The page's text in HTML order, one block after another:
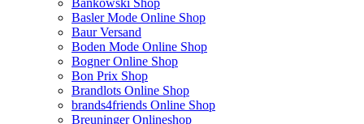
Bankowski Shop
Basler Mode Online Shop
Baur Versand
Boden Mode Online Shop
Bogner Online Shop
Bon Prix Shop
Brandlots Online Shop
brands4friends Online Shop
Breuninger Onlineshop